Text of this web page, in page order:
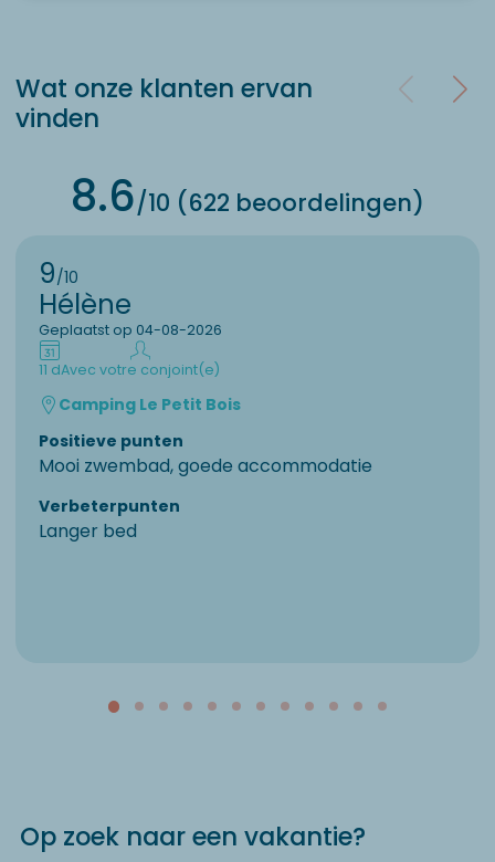
Wat onze klanten ervan
vinden
8.6/10 (622 beoordelingen)
9/10
Hélène
Geplaatst op 04-08-2026
11 dAvec votre conjoint(e)
Camping Le Petit Bois
Positieve punten
Mooi zwembad, goede accommodatie
Verbeterpunten
Langer bed
Op zoek naar een vakantie?